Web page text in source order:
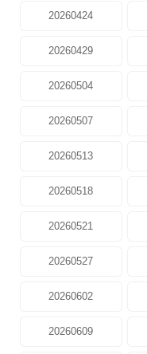
20260424
20260429
20260504
20260507
20260513
20260518
20260521
20260527
20260602
20260609